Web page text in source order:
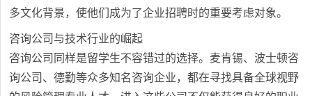
多文化背景，使他们成为了企业招聘时的重要考虑对象。
咨询公司与技术行业的崛起
咨询公司同样是留学生不容错过的选择。麦肯锡、波士顿咨
询公司、德勤等众多知名咨询企业，都在寻找具备全球视野